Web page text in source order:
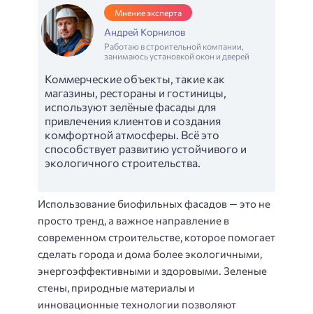
Мнение эксперта
Андрей Корнилов
Работаю в строительной компании,
занимаюсь установкой окон и дверей
Коммерческие объекты, такие как
магазины, рестораны и гостиницы,
используют зелёные фасады для
привлечения клиентов и создания
комфортной атмосферы. Всё это
способствует развитию устойчивого и
экологичного строительства.
Использование биофильных фасадов — это не
просто тренд, а важное направление в
современном строительстве, которое помогает
сделать города и дома более экологичными,
энергоэффективными и здоровыми. Зеленые
стены, природные материалы и
инновационные технологии позволяют